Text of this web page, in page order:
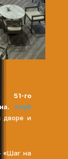
51-го
Клуб
дворе и
«Шаг на